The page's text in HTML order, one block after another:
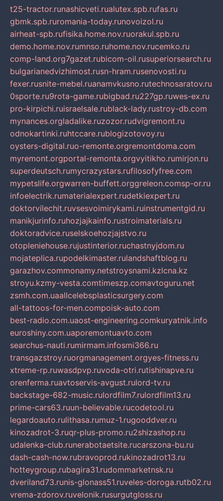
t25-tractor.runashicveti.rualutex.spb.rufas.ru
gbmk.spb.ruromania-today.runovoizol.ru
airheat-spb.rufisika.home.nov.ruorakul.spb.ru
demo.home.nov.rumnso.ruhome.nov.rucemko.ru
comp-land.org7gazet.rubicom-oil.rusuperiorsearch.ru
bulgarianedvizhimost.rusn-hram.rusenovosti.ru
fexer.rusnite-mebel.ruanamvkusno.rutechnosaratov.ru
0sporte.ru9rota-game.rubigbad.ru227gp.ruwes-ex.ru
pro-kirpichi.ruisraelsale.rublack-lady.rustroy-db.com
mynances.orgladalike.ruzozor.rudvigremont.ru
odnokartinki.ruhtccare.rublogizotovoy.ru
oysters-digital.ruo-remonte.orgremontdoma.com
myremont.orgportal-remonta.orgvyitikho.rumirjon.ru
superdeutsch.rumycrazystars.rufilosofyfree.com
mypetslife.orgwarren-buffett.orggreleon.comsp-or.ru
infoelectrik.rumaterialexpert.rudetkiexpert.ru
doktorvilechit.ruvsesvoimirykami.ruinstrumentgid.ru
manikjurinfo.ruhozjajkainfo.rustroimaterials.ru
doktoradvice.ruselskoehozjajstvo.ru
otopleniehouse.rujustinterior.ruchastnyjdom.ru
mojateplica.rupodelkimaster.rulandshaftblog.ru
garazhov.commonamy.netstroysnami.kzlcna.kz
stroyu.kzmy-vesta.comtimeszp.comavtoguru.net
zsmh.com.uaallcelebsplasticsurgery.com
all-tattoos-for-men.compoisk-auto.com
best-radio.com.uaost-engineering.comkuryatnik.info
euroshiny.com.uaporemontuavto.com
searchus-nauti.rumirmam.infosmi366.ru
transgazstroy.ruorgmanagement.orgyes-fitness.ru
xtreme-rp.ruwasdpvp.ruvoda-otri.rutishinapve.ru
orenferma.ruavtoservis-avgust.rulord-tv.ru
backstage-682-music.rulordfilm7.rulordfilm13.ru
prime-cars63.ruun-believable.rucodetool.ru
legardoauto.rulithasa.rumuz-1.rugooddver.ru
kinozadrot-3.ruqr-plus-promo.ru2shizashop.ru
udalenka-club.runerabotaetsite.rucarszona-bu.ru
dash-cash-now.rubravoprod.rukinozadrot13.ru
hotteygroup.rubagira31.rudommarketnsk.ru
dveriland73.runis-glonass51.ruveles-doroga.rutb02.ru
vrema-zdorov.ruvelonik.rusurgutgloss.ru